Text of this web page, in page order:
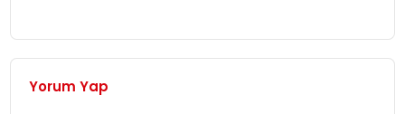
Yorum Yap